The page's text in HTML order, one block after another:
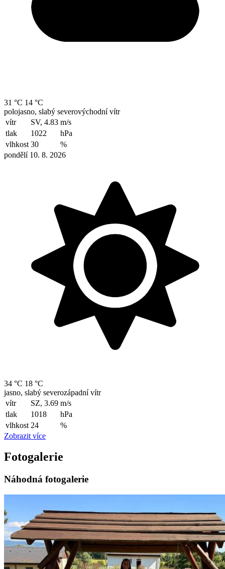
31 °C 14 °C
polojasno, slabý severovýchodní vítr
vítr
SV, 4.83 m/s
tlak
1022
hPa
vlhkost 30
%
pondělí 10. 8. 2026
34 °C 18 °C
jasno, slabý severozápadní vítr
vítr
SZ, 3.69 m/s
tlak
1018
hPa
vlhkost 24
%
Zobrazit více
Fotogalerie
Náhodná fotogalerie